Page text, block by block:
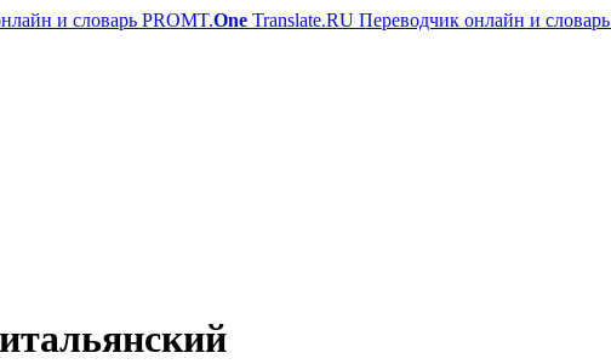
PROMT.One Translate.RU Переводчик онлайн и словарь